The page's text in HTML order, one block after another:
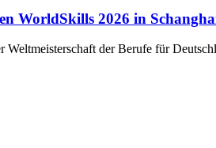
WorldSkills 2026 in
der Berufe für